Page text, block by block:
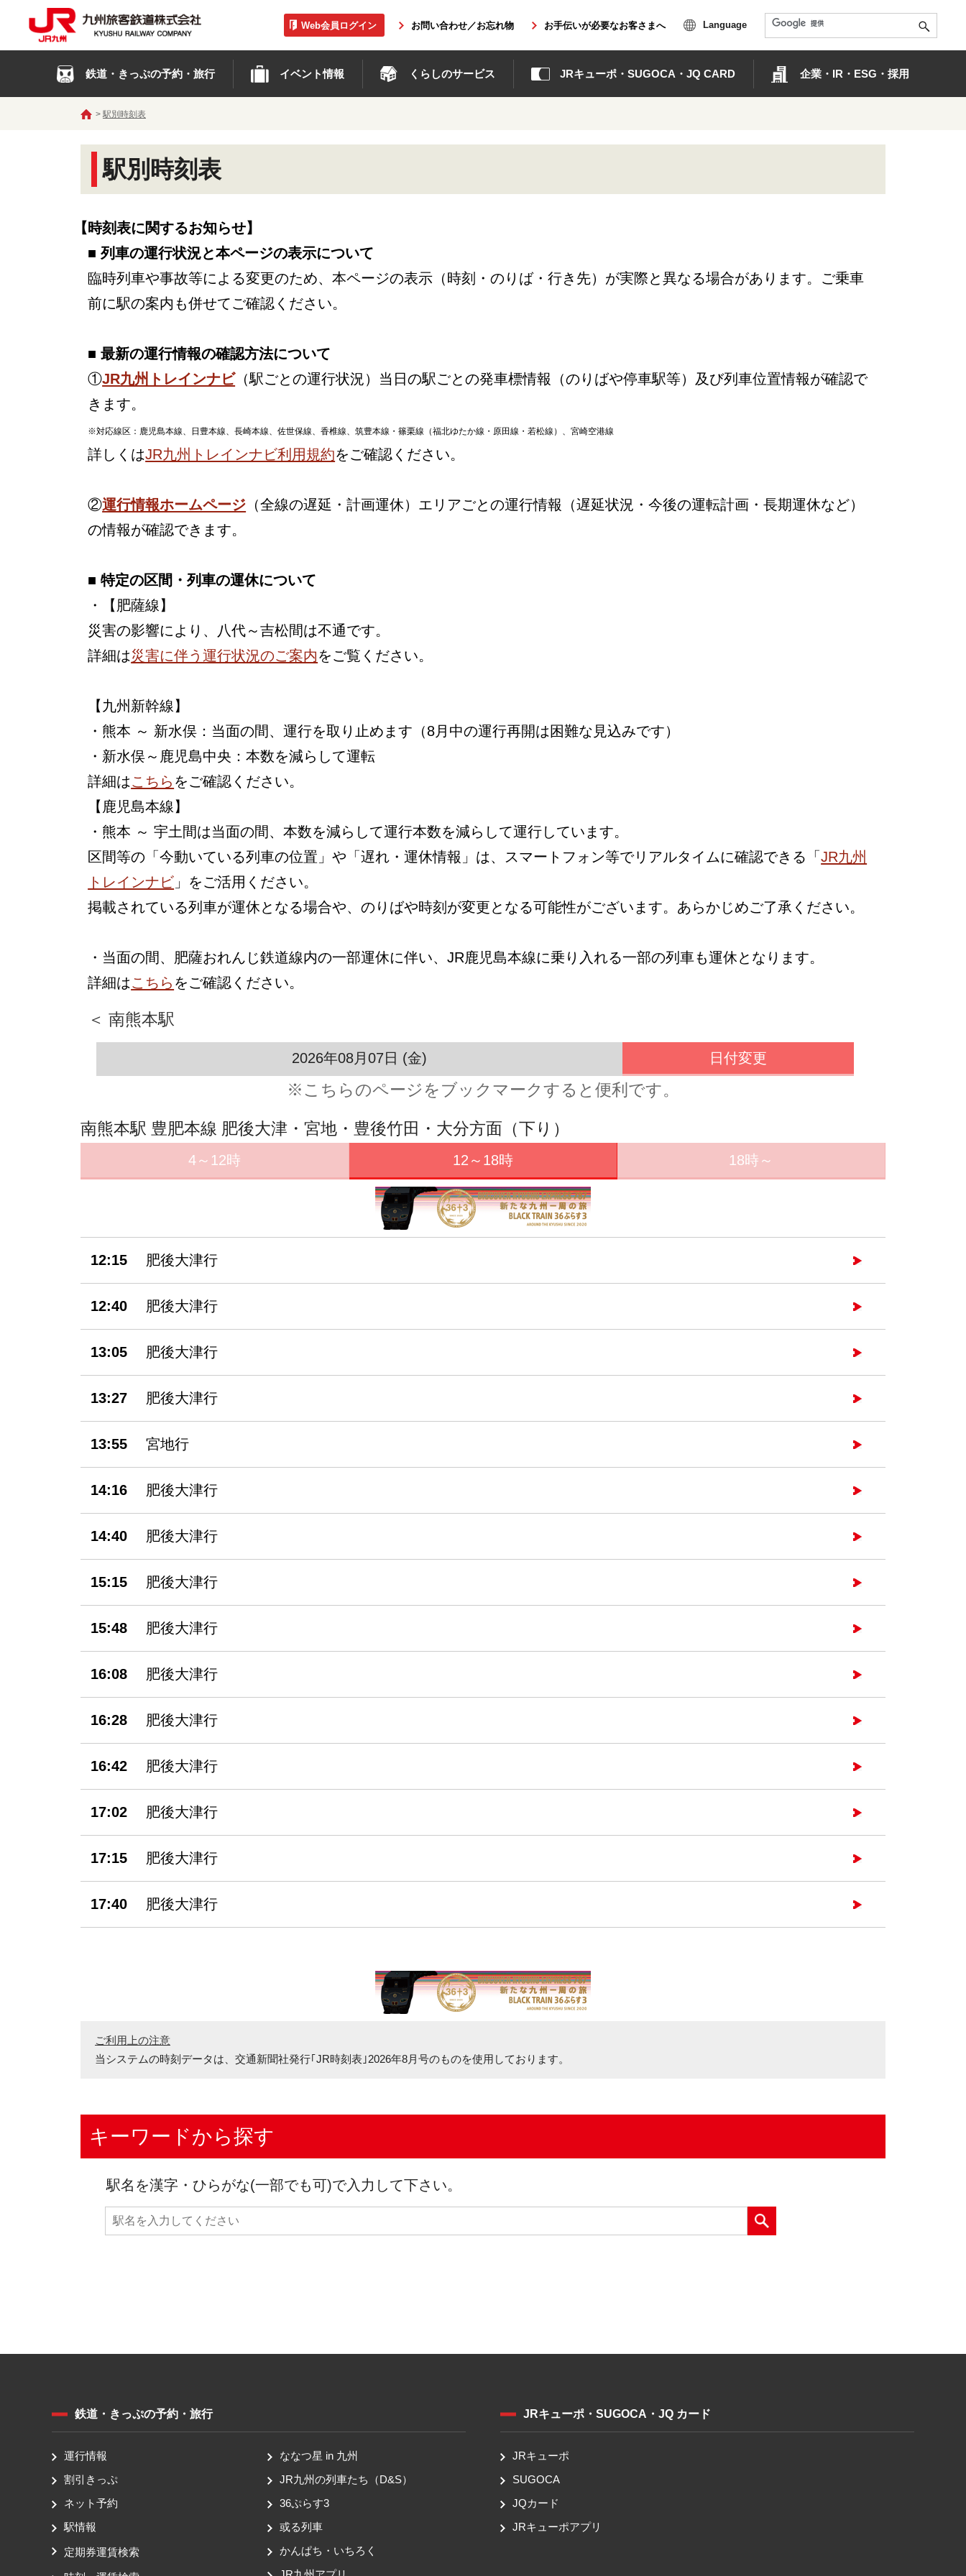
Web会員ログイン お問い合わせ／お忘れ物 お手伝いが必要なお客さまへ Language
鉄道・きっぷの予約・旅行 イベント情報 くらしのサービス JRキューポ・SUGOCA・JQ CARD 企業・IR・ESG・採用
駅別時刻表
駅別時刻表
【時刻表に関するお知らせ】
■ 列車の運行状況と本ページの表示について
臨時列車や事故等による変更のため、本ページの表示（時刻・のりば・行き先）が実際と異なる場合があります。ご乗車
前に駅の案内も併せてご確認ください。
■ 最新の運行情報の確認方法について
①JR九州トレインナビ（駅ごとの運行状況）当日の駅ごとの発車標情報（のりばや停車駅等）及び列車位置情報が確認で
きます。
※対応線区：鹿児島本線、日豊本線、長崎本線、佐世保線、香椎線、筑豊本線・篠栗線（福北ゆたか線・原田線・若松線）、宮崎空港線
詳しくはJR九州トレインナビ利用規約をご確認ください。
②運行情報ホームページ （全線の遅延・計画運休）エリアごとの運行情報（遅延状況・今後の運転計画・長期運休など）
の情報が確認できます。
■ 特定の区間・列車の運休について
・【肥薩線】
災害の影響により、八代～吉松間は不通です。
詳細は災害に伴う運行状況のご案内をご覧ください。
【九州新幹線】
・熊本 ～ 新水俣：当面の間、運行を取り止めます（8月中の運行再開は困難な見込みです）
・新水俣～鹿児島中央：本数を減らして運転
詳細はこちら をご確認ください。
【鹿児島本線】
・熊本 ～ 宇土間は当面の間、本数を減らして運行本数を減らして運行しています。
区間等の「今動いている列車の位置」や「遅れ・運休情報」は、スマートフォン等でリアルタイムに確認できる「JR九州
トレインナビ 」をご活用ください。
掲載されている列車が運休となる場合や、のりばや時刻が変更となる可能性がございます。あらかじめご了承ください。
・当面の間、肥薩おれんじ鉄道線内の一部運休に伴い、JR鹿児島本線に乗り入れる一部の列車も運休となります。
詳細はこちら をご確認ください。
＜ 南熊本駅
2026年08月07日 (金) 日付変更
※こちらのページをブックマークすると便利です。
南熊本駅 豊肥本線 肥後大津・宮地・豊後竹田・大分方面（下り）
4～12時 12～18時 18時～
12:15 肥後大津行
12:40 肥後大津行
13:05 肥後大津行
13:27 肥後大津行
13:55 宮地行
14:16 肥後大津行
14:40 肥後大津行
15:15 肥後大津行
15:48 肥後大津行
16:08 肥後大津行
16:28 肥後大津行
16:42 肥後大津行
17:02 肥後大津行
17:15 肥後大津行
17:40 肥後大津行
ご利用上の注意
当システムの時刻データは、 交通新聞社発行｢JR時刻表｣2026年8月号のものを使用しております。
キーワードから探す
駅名を漢字・ひらがな(一部でも可)で入力して下さい。
鉄道・きっぷの予約・旅行
運行情報
割引きっぷ
ネット予約
駅情報
定期券運賃検索
ななつ星 in 九州
JR九州の列車たち（D&S）
36ぷらす3
或る列車
かんぱち・いちろく
JRキューポ・SUGOCA・JQ カード
JRキューポ
SUGOCA
JQカード
JRキューポアプリ